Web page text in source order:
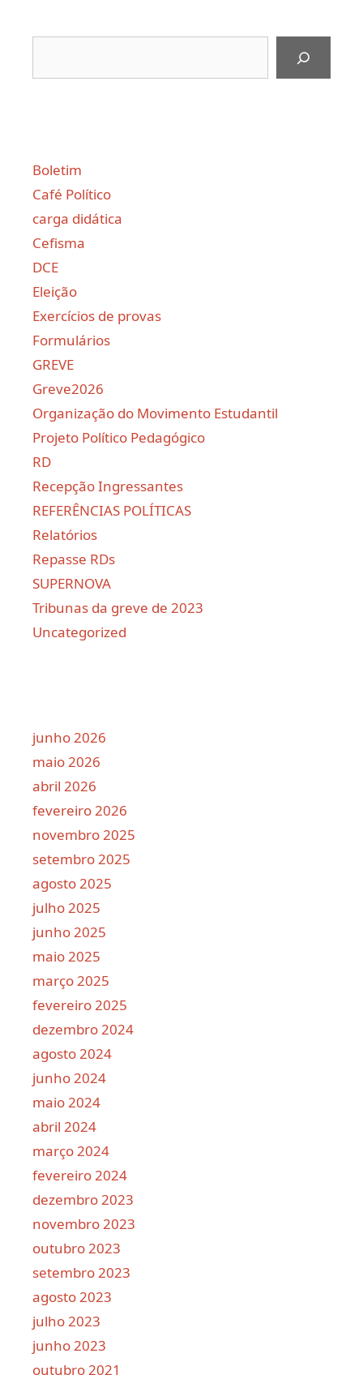
Boletim
Café Político
carga didática
Cefisma
DCE
Eleição
Exercícios de provas
Formulários
GREVE
Greve2026
Organização do Movimento Estudantil
Projeto Político Pedagógico
RD
Recepção Ingressantes
REFERÊNCIAS POLÍTICAS
Relatórios
Repasse RDs
SUPERNOVA
Tribunas da greve de 2023
Uncategorized
junho 2026
maio 2026
abril 2026
fevereiro 2026
novembro 2025
setembro 2025
agosto 2025
julho 2025
junho 2025
maio 2025
março 2025
fevereiro 2025
dezembro 2024
agosto 2024
junho 2024
maio 2024
abril 2024
março 2024
fevereiro 2024
dezembro 2023
novembro 2023
outubro 2023
setembro 2023
agosto 2023
julho 2023
junho 2023
outubro 2021